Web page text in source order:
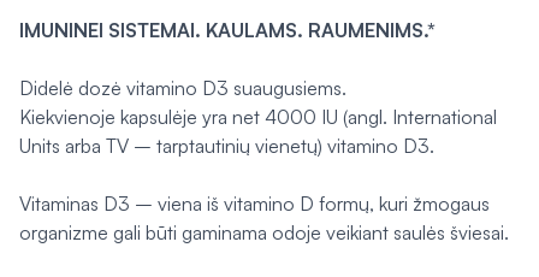
IMUNINEI SISTEMAI. KAULAMS. RAUMENIMS.*
Didelė dozė vitamino D3 suaugusiems.
Kiekvienoje kapsulėje yra net 4000 IU (angl. International
Units arba TV – tarptautinių vienetų) vitamino D3.
Vitaminas D3 – viena iš vitamino D formų, kuri žmogaus
organizme gali būti gaminama odoje veikiant saulės šviesai.